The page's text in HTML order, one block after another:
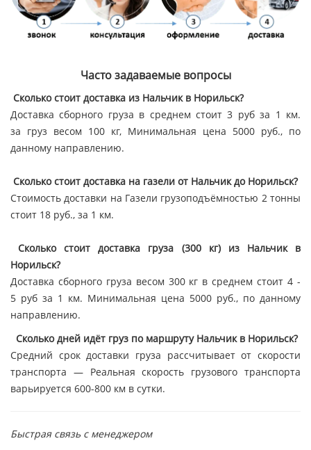
Часто задаваемые вопросы
Сколько стоит доставка из Нальчик в Норильск?
Доставка сборного груза в среднем стоит 3 руб за 1 км.
за груз весом 100 кг, Минимальная цена 5000 руб., по
данному направлению.
Сколько стоит доставка на газели от Нальчик до Норильск?
Стоимость доставки на Газели грузоподъёмностью 2 тонны
стоит 18 руб., за 1 км.
Сколько стоит доставка груза (300 кг) из Нальчик в
Норильск?
Доставка сборного груза весом 300 кг в среднем стоит 4 -
5 руб за 1 км. Минимальная цена 5000 руб., по данному
направлению.
Сколько дней идёт груз по маршруту Нальчик в Норильск?
Средний срок доставки груза рассчитывает от скорости
транспорта — Реальная скорость грузового транспорта
варьируется 600-800 км в сутки.
Быстрая связь с менеджером